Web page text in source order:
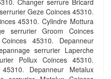
Changer serrure Bricard
Geze Coinces 45310.
45310. Cylindre Mottura
serrurier Groom Coinces
45310. Depanneur
serrurier Laperche
Pollux Coinces 45310.
Depanneur Metalux